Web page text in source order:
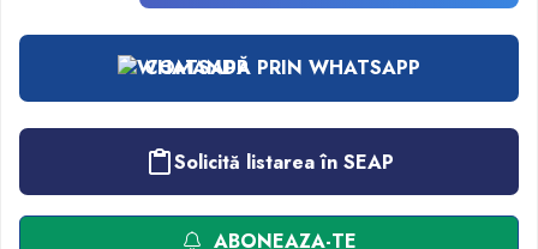
Conectori gaze medicinale
Console ATI si UPU
Dispozitive si sisteme de prindere / fixare
Rampa gaze medicale pat pacient
Rampa iluminat alarmare
COMANDĂ PRIN WHATSAPP
Solicită listarea în SEAP
ABONEAZA-TE